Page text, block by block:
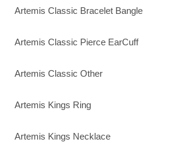
Artemis Classic Bracelet Bangle
Artemis Classic Pierce EarCuff
Artemis Classic Other
Artemis Kings Ring
Artemis Kings Necklace